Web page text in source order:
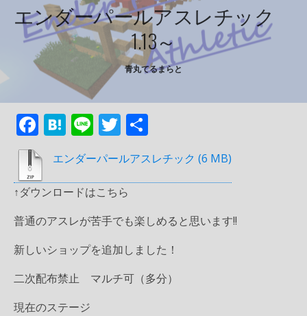
エンダーパールアスレチック
1.13～
青丸てるまらと
F
e
b
o
o
k
H
at
e
n
a
Li
n
e
T
itt
er
有
エンダーパールアスレチック
↑ダウンロードはこちら
普通のアスレが苦手でも楽しめると思います!!
新しいショップを追加しました！
二次配布禁止 マルチ可（多分）
現在のステージ